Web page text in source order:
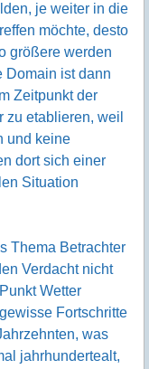
je weiter in die
möchte, desto
größere werden
Domain ist dann
Zeitpunkt der
zu etablieren, weil
und keine
dort sich einer
Situation
Thema Betrachter
Verdacht nicht
Wetter
Fortschritte
was
jahrhundertealt,